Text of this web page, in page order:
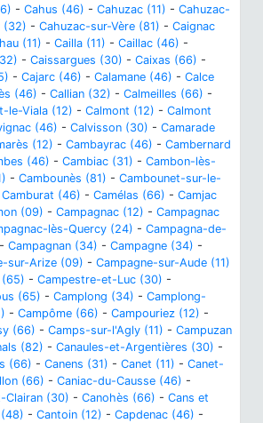
- Cahus (46) - Cahuzac (11) - Cahuzac-
(32) - Cahuzac-sur-Vère (81) - Caignac
(11) - Cailla (11) - Caillac (46) -
- Caissargues (30) - Caixas (66) -
- Cajarc (46) - Calamane (46) - Calce
(46) - Callian (32) - Calmeilles (66) -
le-Viala (12) - Calmont (12) - Calmont
(46) - Calvisson (30) - Camarade
(12) - Cambayrac (46) - Cambernard
(46) - Cambiac (31) - Cambon-lès-
- Cambounès (81) - Cambounet-sur-le-
Camburat (46) - Camélas (66) - Camjac
(09) - Campagnac (12) - Campagnac
lès-Quercy (24) - Campagna-de-
- Campagnan (34) - Campagne (34) -
sur-Arize (09) - Campagne-sur-Aude (11)
(65) - Campestre-et-Luc (30) -
(65) - Camplong (34) - Camplong-
- Campôme (66) - Campouriez (12) -
(66) - Camps-sur-l'Agly (11) - Campuzan
(82) - Canaules-et-Argentières (30) -
(66) - Canens (31) - Canet (11) - Canet-
(66) - Caniac-du-Causse (46) -
Clairan (30) - Canohès (66) - Cans et
- Cantoin (12) - Capdenac (46) -